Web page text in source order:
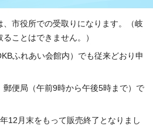
市役所での受取りになります。（岐
ことはできません。）
ふれあい会館内）でも従来どおり申
郵便局（午前9時から午後5時まで）で
12月末をもって販売終了となりまし